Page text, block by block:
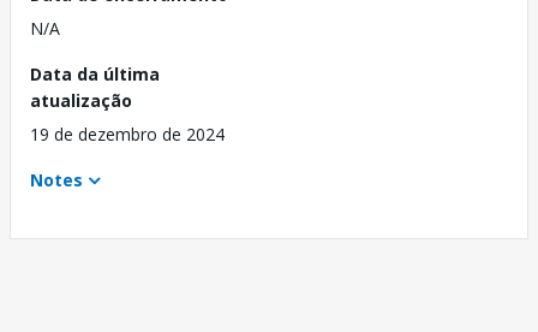
N/A
Data da última
atualização
19 de dezembro de 2024
Notes